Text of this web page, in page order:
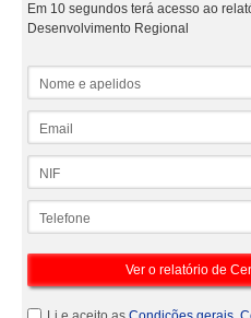
Em 10 segundos terá acesso ao
Desenvolvimento Regional